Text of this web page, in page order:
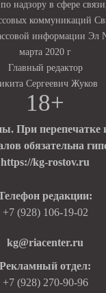
надзору в сфере
коммуникаций
информации
марта 2020 г
Главный редактор
Сергеевич Жуков
18+
При перепечатке
обязательна
https://kg-rostov.ru
редакции:
+7 (928) 106-19-02
kg@riacenter.ru
Рекламный отдел:
+7 (928) 270-90-96